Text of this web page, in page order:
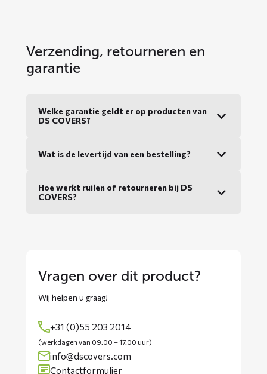
Verzending, retourneren en
garantie
Welke garantie geldt er op producten van
DS COVERS?
Wat is de levertijd van een bestelling?
Hoe werkt ruilen of retourneren bij DS
COVERS?
Vragen over dit product?
Wij helpen u graag!
+31 (0)55 203 2014
(werkdagen van 09.00 – 17.00 uur)
info@dscovers.com
Contactformulier